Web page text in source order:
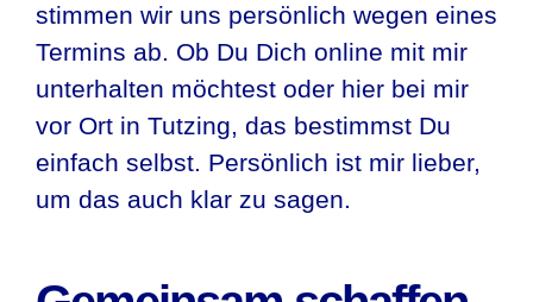
stimmen wir uns persönlich wegen eines
Termins ab. Ob Du Dich online mit mir
unterhalten möchtest oder hier bei mir
vor Ort in Tutzing, das bestimmst Du
einfach selbst. Persönlich ist mir lieber,
um das auch klar zu sagen.